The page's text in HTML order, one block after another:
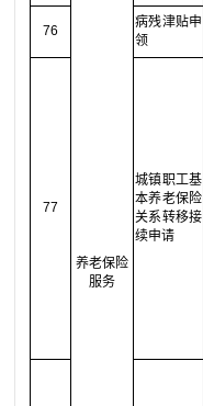
养老保险
服务
76
病残津贴申
领
77
城镇职工基
本养老保险
关系转移接
续申请